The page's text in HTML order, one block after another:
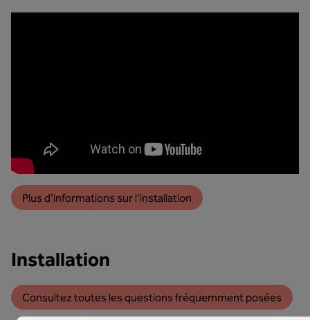
Plus d'informations sur l'installation
Installation
Consultez toutes les questions fréquemment posées